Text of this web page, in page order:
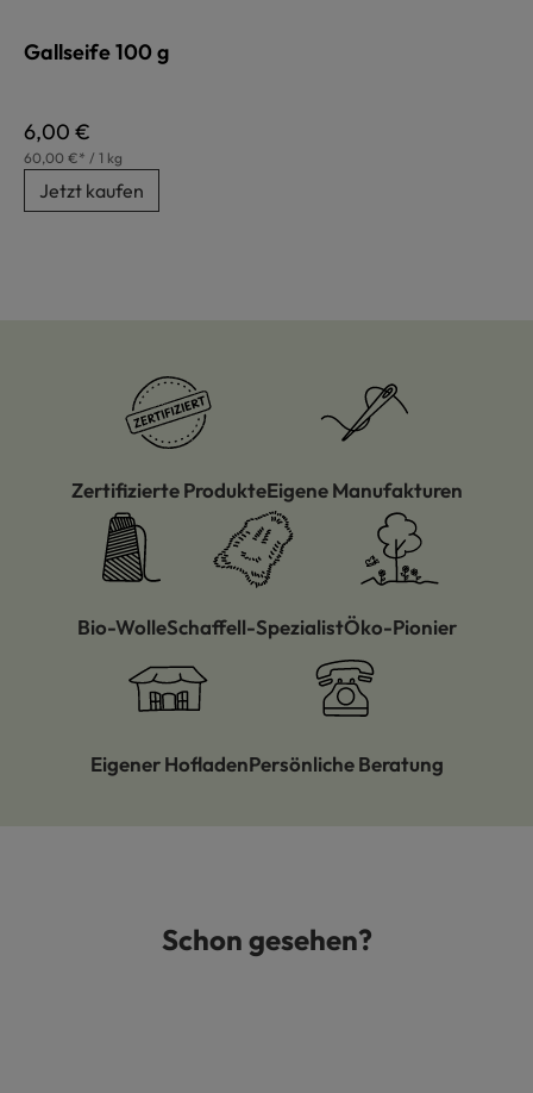
Gallseife 100 g
Regulärer Preis:
6,00 €
60,00 €* / 1 kg
Jetzt kaufen
Zertifizierte ProdukteEigene Manufakturen
Bio-WolleSchaffell-SpezialistÖko-Pionier
Eigener HofladenPersönliche Beratung
Produktgalerie überspringenSchon gesehen?